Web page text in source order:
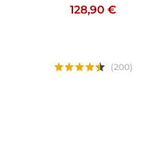
128,90 €
(200)